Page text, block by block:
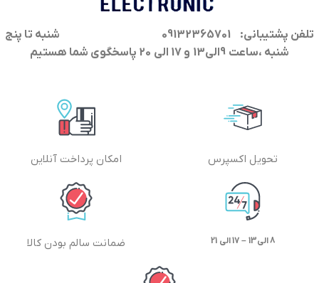
تلفن پشتیبانی: 09132365701
شنبه تا پنج
شنبه ،ساعت 9الی13 و 17 الی 20 پاسخگوی شما هستیم
تحویل اکسپرس امکان پرداخت آنلاین
8 الی13 – 17 الی 21 ضمانت سالم بودن کالا